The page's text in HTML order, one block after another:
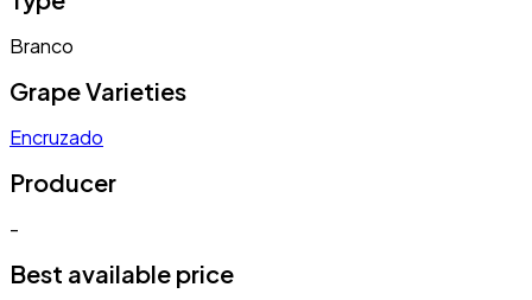
Branco
Grape Varieties
Encruzado
Producer
-
Best available price